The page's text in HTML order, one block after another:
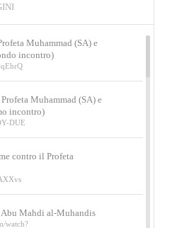
Muhammad (SA) e
incontro)
Muhammad (SA) e
incontro)
DUE
contro il Profeta
Mahdi al-Muhandis
watch?